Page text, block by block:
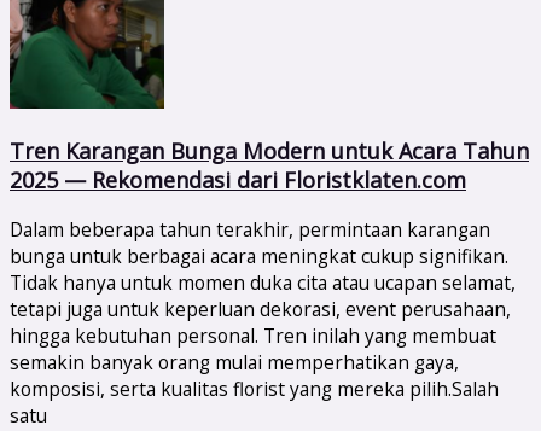
Tren Karangan Bunga Modern untuk Acara Tahun
2025 — Rekomendasi dari Floristklaten.com
Dalam beberapa tahun terakhir, permintaan karangan
bunga untuk berbagai acara meningkat cukup signifikan.
Tidak hanya untuk momen duka cita atau ucapan selamat,
tetapi juga untuk keperluan dekorasi, event perusahaan,
hingga kebutuhan personal. Tren inilah yang membuat
semakin banyak orang mulai memperhatikan gaya,
komposisi, serta kualitas florist yang mereka pilih.Salah
satu